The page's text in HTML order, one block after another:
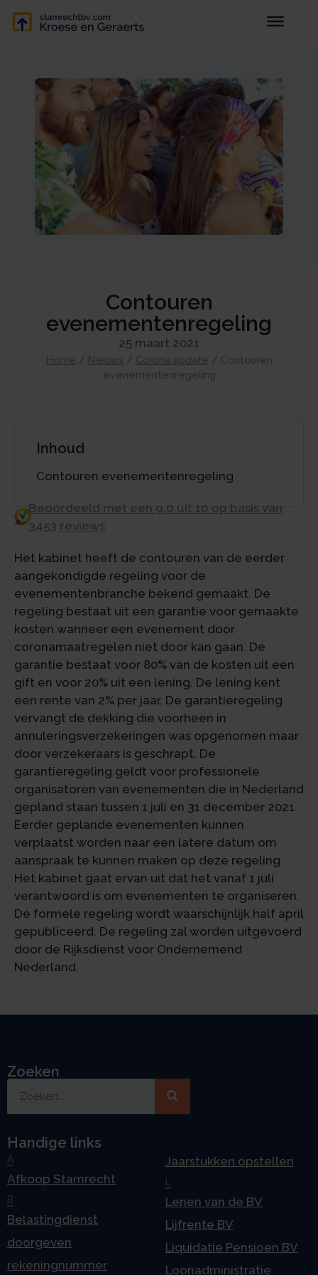
Contouren
evenementenregeling
25 maart 2021
Home / Nieuws / Corona update / Contouren
evenementenregeling
Inhoud
Contouren evenementenregeling
Beoordeeld met een 9.0 uit 10 op basis van
3453 reviews
Het kabinet heeft de contouren van de eerder
aangekondigde regeling voor de
evenementenbranche bekend gemaakt. De
regeling bestaat uit een garantie voor gemaakte
kosten wanneer een evenement door
coronamaatregelen niet door kan gaan. De
garantie bestaat voor 80% van de kosten uit een
gift en voor 20% uit een lening. De lening kent
een rente van 2% per jaar. De garantieregeling
vervangt de dekking die voorheen in
annuleringsverzekeringen was opgenomen maar
door verzekeraars is geschrapt. De
garantieregeling geldt voor professionele
organisatoren van evenementen die in Nederland
gepland staan tussen 1 juli en 31 december 2021.
Eerder geplande evenementen kunnen
verplaatst worden naar een latere datum om
aanspraak te kunnen maken op deze regeling.
Het kabinet gaat ervan uit dat het vanaf 1 juli
verantwoord is om evenementen te organiseren.
De formele regeling wordt waarschijnlijk half april
gepubliceerd. De regeling zal worden uitgevoerd
door de Rijksdienst voor Ondernemend
Nederland.
Zoeken
Handige links
A
Afkoop Stamrecht
B
Belastingdienst
doorgeven
rekeningnummer
Jaarstukken opstellen
Lenen van de BV
Lijfrente BV
Liquidatie Pensioen BV
Loonadministratie